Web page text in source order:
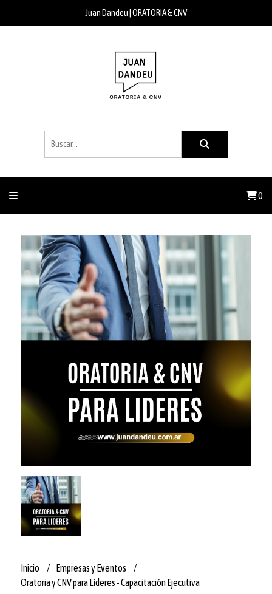
Juan Dandeu | ORATORIA & CNV
0
Inicio
Empresas y Eventos
Oratoria y CNV para Líderes - Capacitación Ejecutiva